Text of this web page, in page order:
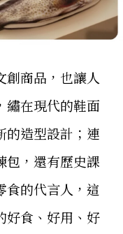
創商品，也讓人
繡在現代的鞋面
的造型設計；連
包，還有歷史課
食的代言人，這
好食、好用、好